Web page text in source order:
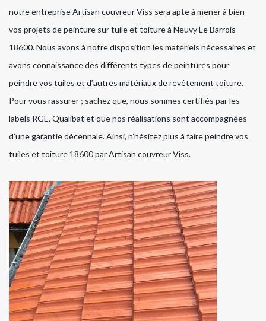
notre entreprise Artisan couvreur Viss sera apte à mener à bien
vos projets de peinture sur tuile et toiture à Neuvy Le Barrois
18600. Nous avons à notre disposition les matériels nécessaires et
avons connaissance des différents types de peintures pour
peindre vos tuiles et d’autres matériaux de revêtement toiture.
Pour vous rassurer ; sachez que, nous sommes certifiés par les
labels RGE, Qualibat et que nos réalisations sont accompagnées
d’une garantie décennale. Ainsi, n’hésitez plus à faire peindre vos
tuiles et toiture 18600 par Artisan couvreur Viss.